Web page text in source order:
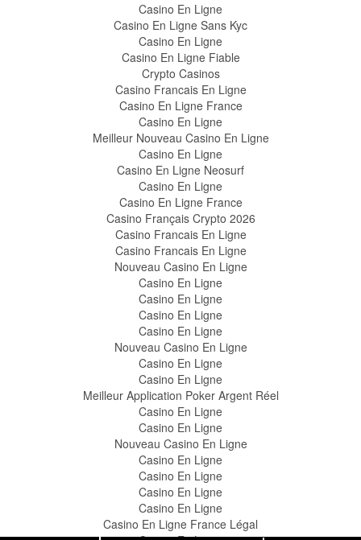
Casino En Ligne
Casino En Ligne Sans Kyc
Casino En Ligne
Casino En Ligne Fiable
Crypto Casinos
Casino Francais En Ligne
Casino En Ligne France
Casino En Ligne
Meilleur Nouveau Casino En Ligne
Casino En Ligne
Casino En Ligne Neosurf
Casino En Ligne
Casino En Ligne France
Casino Français Crypto 2026
Casino Francais En Ligne
Casino Francais En Ligne
Nouveau Casino En Ligne
Casino En Ligne
Casino En Ligne
Casino En Ligne
Casino En Ligne
Nouveau Casino En Ligne
Casino En Ligne
Casino En Ligne
Meilleur Application Poker Argent Réel
Casino En Ligne
Casino En Ligne
Nouveau Casino En Ligne
Casino En Ligne
Casino En Ligne
Casino En Ligne
Casino En Ligne
Casino En Ligne France Légal